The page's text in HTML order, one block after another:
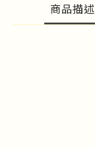
商品描述